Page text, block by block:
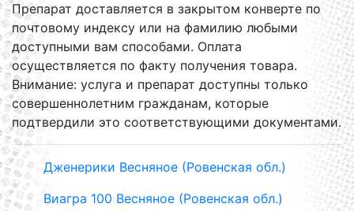
Препарат доставляется в закрытом конверте по
почтовому индексу или на фамилию любыми
доступными вам способами. Оплата
осуществляется по факту получения товара.
Внимание: услуга и препарат доступны только
совершеннолетним гражданам, которые
подтвердили это соответствующими документами.
Дженерики Весняное (Ровенская обл.)
Виагра 100 Весняное (Ровенская обл.)